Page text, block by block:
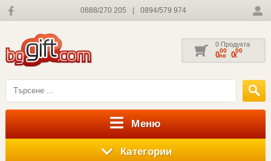
0888/270 205 0894/579 974
0 Продукта
000
лв 000
€
Меню
Категории